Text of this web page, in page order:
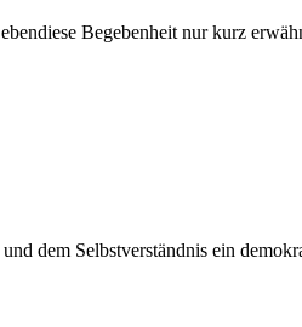
Begebenheit nur kurz
dem Selbstverständnis ein